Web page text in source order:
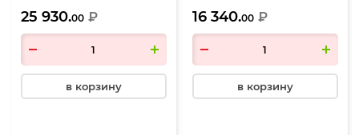
орех
25 930.00 ₽
в корзину
420*520*600, миланский
орех
16 340.00 ₽
в корзину